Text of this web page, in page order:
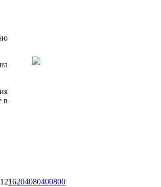
в
1216204080400800